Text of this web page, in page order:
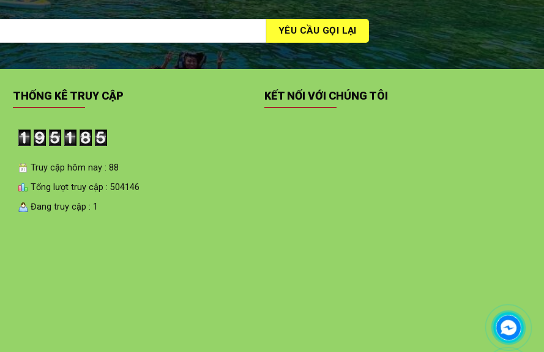
THỐNG KÊ TRUY CẬP
Truy cập hôm nay : 88
Tổng lượt truy cập : 504146
Đang truy cập : 1
KẾT NỐI VỚI CHÚNG TÔI